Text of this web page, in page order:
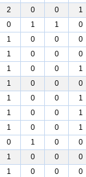
2 0 0
1
0 1 1
0
1 0 0
0
1 0 0
0
1 0 0
1
1 0 0
0
1 0 0
1
1 0 0
1
1 0 0
1
0 1 0
0
1 0 0
0
1 0 0
0